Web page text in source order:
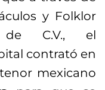
y Folklor
de C.V., el
contrató en
mexicano